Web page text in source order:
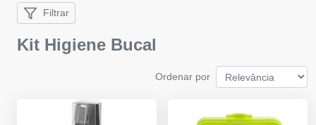
Filtrar
Kit Higiene Bucal
Ordenar por